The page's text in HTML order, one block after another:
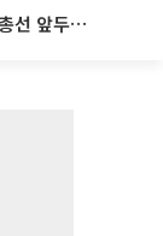
시간 끌기”